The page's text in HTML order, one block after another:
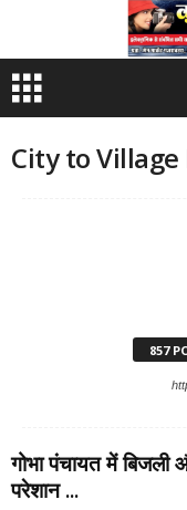
City to Village
857
गोभा पंचायत में बिजली
परेशान ...